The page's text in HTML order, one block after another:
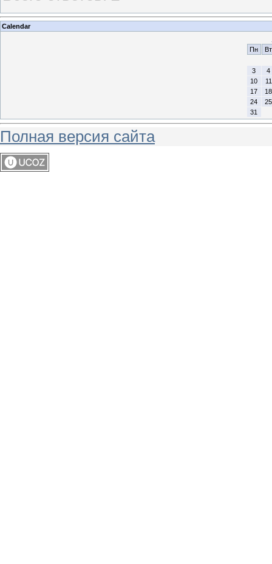
Calendar
Пн
Вт
3
4
10
11
17
18
24
25
31
Полная версия сайта